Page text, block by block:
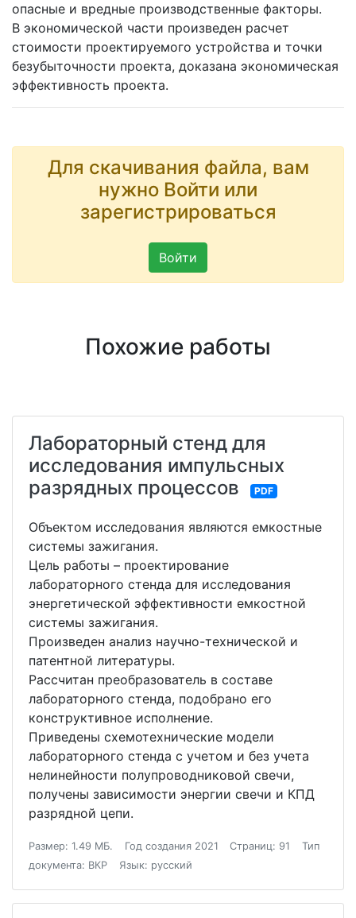
опасные и вредные производственные факторы.
В экономической части произведен расчет
стоимости проектируемого устройства и точки
безубыточности проекта, доказана экономическая
эффективность проекта.
Для скачивания файла, вам
нужно Войти или
зарегистрироваться
Войти
Похожие работы
Лабораторный стенд для
исследования импульсных
разрядных процессов
PDF
Объектом исследования являются емкостные
системы зажигания.
Цель работы – проектирование
лабораторного стенда для исследования
энергетической эффективности емкостной
системы зажигания.
Произведен анализ научно-технической и
патентной литературы.
Рассчитан преобразователь в составе
лабораторного стенда, подобрано его
конструктивное исполнение.
Приведены схемотехнические модели
лабораторного стенда с учетом и без учета
нелинейности полупроводниковой свечи,
получены зависимости энергии свечи и КПД
разрядной цепи.
Размер: 1.49 МБ. Год создания 2021 Страниц: 91
Тип
документа: ВКР
Язык: русский